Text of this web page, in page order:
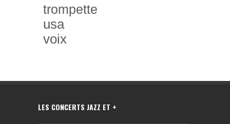
trompette
usa
voix
LES CONCERTS JAZZ ET +